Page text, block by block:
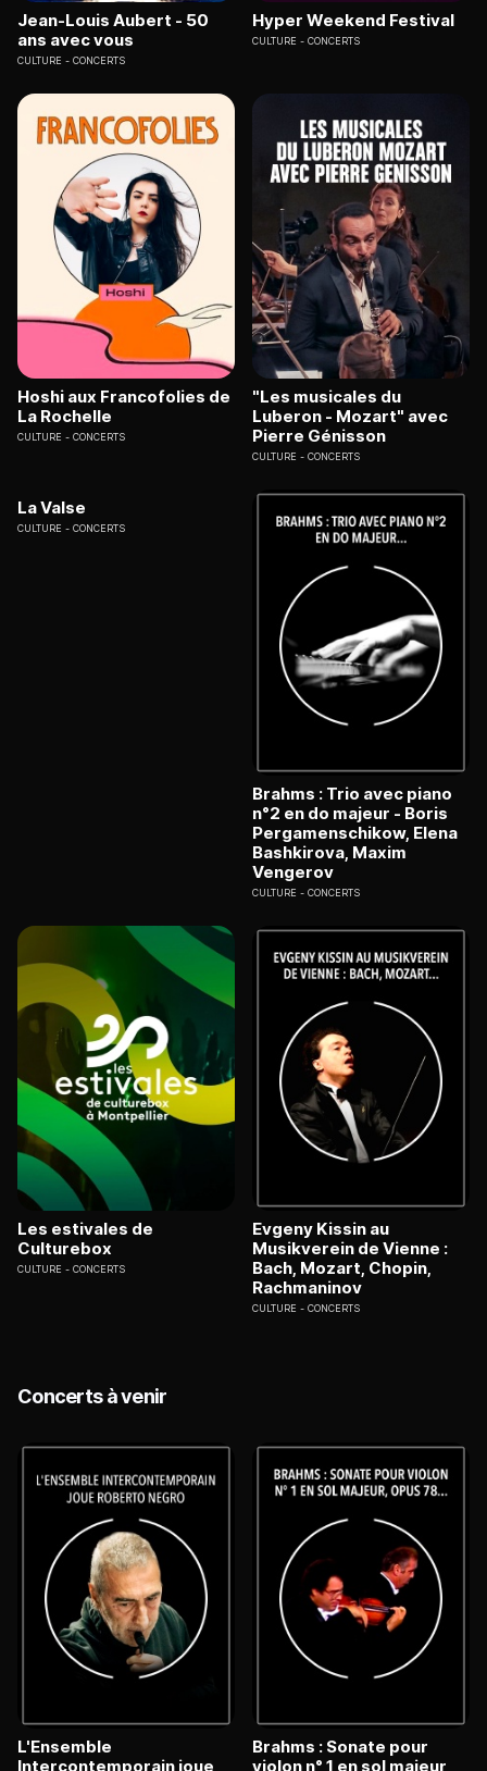
Jean-Louis Aubert - 50
ans avec vous
CULTURE CONCERTS
Hyper Weekend Festival
CULTURE CONCERTS
Hoshi aux Francofolies de
La Rochelle
CULTURE CONCERTS
"Les musicales du
Luberon - Mozart" avec
Pierre Génisson
CULTURE CONCERTS
La Valse
CULTURE CONCERTS
Brahms : Trio avec piano
n°2 en do majeur - Boris
Pergamenschikow, Elena
Bashkirova, Maxim
Vengerov
CULTURE CONCERTS
Les estivales de
Culturebox
CULTURE CONCERTS
Evgeny Kissin au
Musikverein de Vienne :
Bach, Mozart, Chopin,
Rachmaninov
CULTURE CONCERTS
Concerts à venir
L'Ensemble
Intercontemporain joue
Brahms : Sonate pour
violon n° 1 en sol majeur,